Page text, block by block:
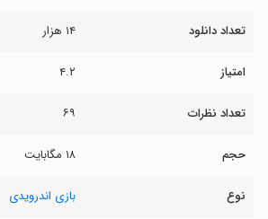
تعداد دانلود ۱۴ هزار
امتیاز ۴.۲
تعداد نظرات ۶۹
حجم ۱۸ مگابایت
نوع بازی اندرویدی